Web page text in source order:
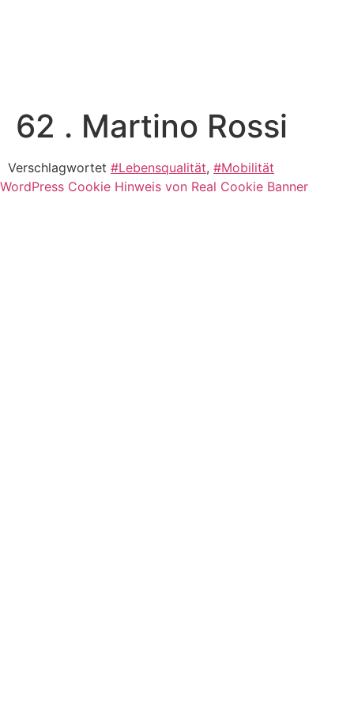
62 . Martino Rossi
Verschlagwortet #Lebensqualität, #Mobilität
WordPress Cookie Hinweis von Real Cookie Banner